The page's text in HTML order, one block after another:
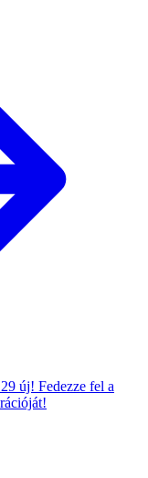
új! Fedezze fel a